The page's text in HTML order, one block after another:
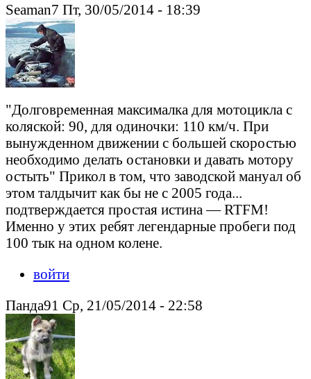
Seaman7 Пт, 30/05/2014 - 18:39
"Долговременная максималка для мотоцикла с
коляской: 90, для одиночки: 110 км/ч. При
вынужденном движении с большей скоростью
необходимо делать остановки и давать мотору
остыть" Прикол в том, что заводской мануал об
этом талдычит как бы не с 2005 года...
подтверждается простая истина — RTFM!
Именно у этих ребят легендарные пробеги под
100 тык на одном колене.
войти
Панда91 Ср, 21/05/2014 - 22:58